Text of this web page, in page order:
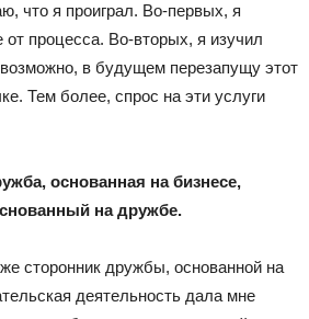
что я проиграл. Во-первых, я
от процесса. Во-вторых, я изучил
в будущем перезапущу этот
Тем более, спрос на эти услуги
основанная на бизнесе,
на дружбе.
сторонник дружбы, основанной на
деятельность дала мне